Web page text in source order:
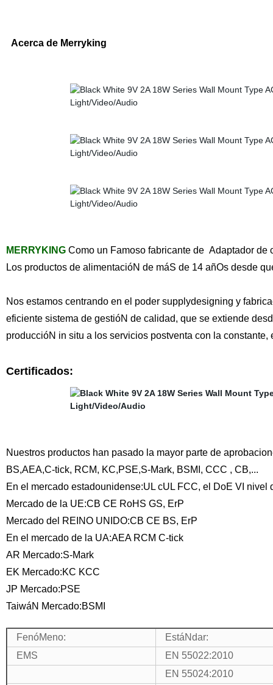
Acerca de Merryking
MERRYKINGComo un Famoso fabricante de Adaptador de
Los productos de alimentacióN de máS de 14 añOs desde
Nos estamos centrando en el poder supplydesigning y
eficiente sistema de gestióN de calidad, que se extiende
produccióN in situ a los servicios postventa con la
Certificados:
Nuestros productos han pasado la mayor parte de
BS,AEA,C-tick, RCM, KC,PSE,S-Mark, BSMI, CCC , CB,...
En el mercado estadounidense:UL cUL FCC, el DoE VI nivel
Mercado de la UE:CB CE RoHS GS, ErP
Mercado del REINO UNIDO:CB CE BS, ErP
En el mercado de la UA:AEA RCM C-tick
AR Mercado:S-Mark
EK Mercado:KC KCC
JP Mercado:PSE
TaiwáN Mercado:BSMI
FenóMeno:
EstáNdar:
EMS
EN 55022:2010
EN 55024:2010